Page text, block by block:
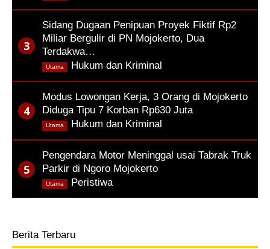
Sidang Dugaan Penipuan Proyek Fiktif Rp2
Miliar Bergulir di PN Mojokerto, Dua
Terdakwa…
Hukum dan Kriminal
Utama
Modus Lowongan Kerja, 3 Orang di Mojokerto
Diduga Tipu 7 Korban Rp630 Juta
Hukum dan Kriminal
Utama
Pengendara Motor Meninggal usai Tabrak Truk
Parkir di Ngoro Mojokerto
Peristiwa,
Utama
Berita Terbaru